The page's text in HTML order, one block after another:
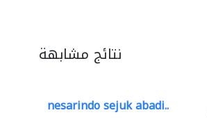
نتائج مشابهة
nesarindo sejuk abadi..